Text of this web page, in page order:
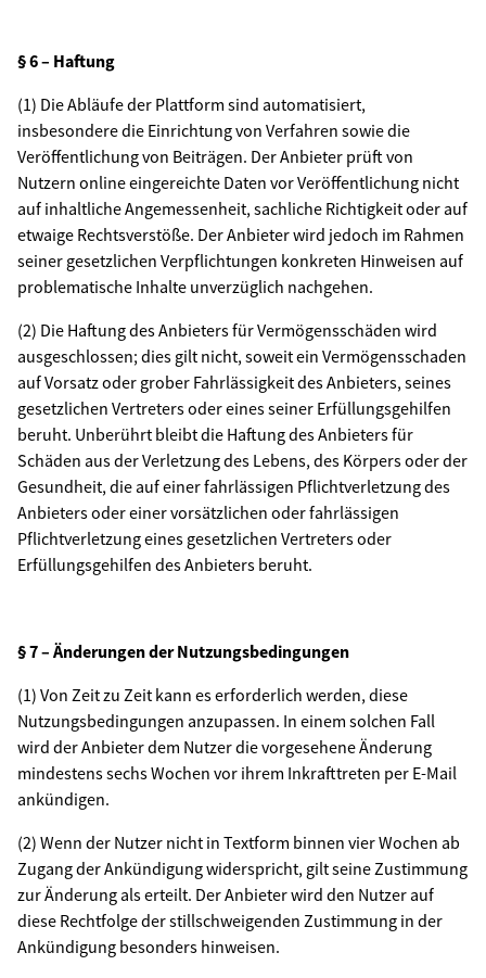
§ 6 – Haftung
(1) Die Abläufe der Plattform sind automatisiert,
insbesondere die Einrichtung von Verfahren sowie die
Veröffentlichung von Beiträgen. Der Anbieter prüft von
Nutzern online eingereichte Daten vor Veröffentlichung nicht
auf inhaltliche Angemessenheit, sachliche Richtigkeit oder auf
etwaige Rechtsverstöße. Der Anbieter wird jedoch im Rahmen
seiner gesetzlichen Verpflichtungen konkreten Hinweisen auf
problematische Inhalte unverzüglich nachgehen.
(2) Die Haftung des Anbieters für Vermögensschäden wird
ausgeschlossen; dies gilt nicht, soweit ein Vermögensschaden
auf Vorsatz oder grober Fahrlässigkeit des Anbieters, seines
gesetzlichen Vertreters oder eines seiner Erfüllungsgehilfen
beruht. Unberührt bleibt die Haftung des Anbieters für
Schäden aus der Verletzung des Lebens, des Körpers oder der
Gesundheit, die auf einer fahrlässigen Pflichtverletzung des
Anbieters oder einer vorsätzlichen oder fahrlässigen
Pflichtverletzung eines gesetzlichen Vertreters oder
Erfüllungsgehilfen des Anbieters beruht.
§ 7 – Änderungen der Nutzungsbedingungen
(1) Von Zeit zu Zeit kann es erforderlich werden, diese
Nutzungsbedingungen anzupassen. In einem solchen Fall
wird der Anbieter dem Nutzer die vorgesehene Änderung
mindestens sechs Wochen vor ihrem Inkrafttreten per E-Mail
ankündigen.
(2) Wenn der Nutzer nicht in Textform binnen vier Wochen ab
Zugang der Ankündigung widerspricht, gilt seine Zustimmung
zur Änderung als erteilt. Der Anbieter wird den Nutzer auf
diese Rechtfolge der stillschweigenden Zustimmung in der
Ankündigung besonders hinweisen.